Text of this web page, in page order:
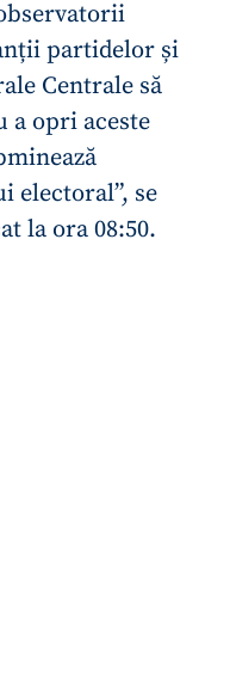
partidelor și
Centrale să
opri aceste
electoral”, se
la ora 08:50.